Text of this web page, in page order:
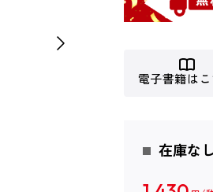
電子書籍はこ
在庫なし